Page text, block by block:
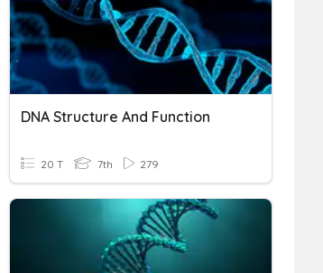
DNA Structure And Function
20 T 7th 279